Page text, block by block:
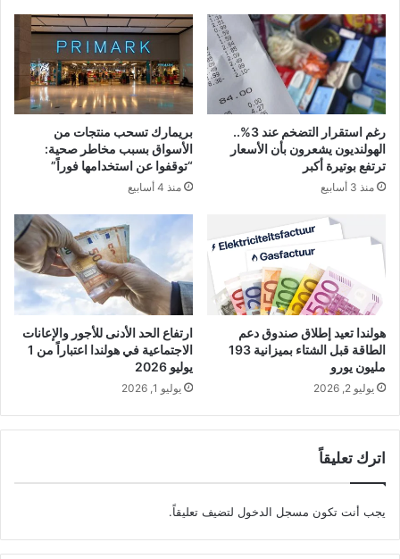
رغم استقرار التضخم عند 3%..
الهولنديون يشعرون بأن الأسعار
ترتفع بوتيرة أكبر
منذ 3 أسابيع
بريمارك تسحب منتجات من
الأسواق بسبب مخاطر صحية:
“توقفوا عن استخدامها فوراً”
منذ 4 أسابيع
هولندا تعيد إطلاق صندوق دعم
الطاقة قبل الشتاء بميزانية 193
مليون يورو
يوليو 2, 2026
ارتفاع الحد الأدنى للأجور والإعانات
الاجتماعية في هولندا اعتباراً من 1
يوليو 2026
يوليو 1, 2026
اترك تعليقاً
يجب أنت تكون مسجل الدخول لتضيف تعليقاً.